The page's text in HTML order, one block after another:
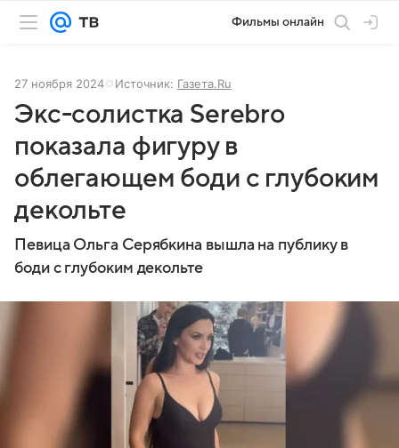
Фильмы онлайн
27 ноября 2024 Источник: Газета.Ru
Экс-солистка Serebro
показала фигуру в
облегающем боди с глубоким
декольте
Певица Ольга Серябкина вышла на публику в
боди с глубоким декольте